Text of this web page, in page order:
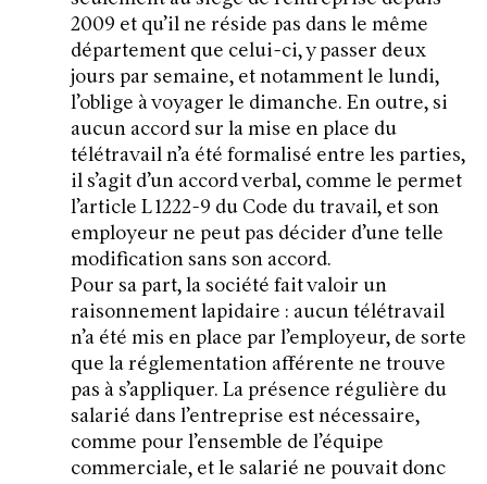
2009 et qu’il ne réside pas dans le même
département que celui-ci, y passer deux
jours par semaine, et notamment le lundi,
l’oblige à voyager le dimanche. En outre, si
aucun accord sur la mise en place du
télétravail n’a été formalisé entre les parties,
il s’agit d’un accord verbal, comme le permet
l’article L 1222-9 du Code du travail, et son
employeur ne peut pas décider d’une telle
modification sans son accord.
Pour sa part, la société fait valoir un
raisonnement lapidaire : aucun télétravail
n’a été mis en place par l’employeur, de sorte
que la réglementation afférente ne trouve
pas à s’appliquer. La présence régulière du
salarié dans l’entreprise est nécessaire,
comme pour l’ensemble de l’équipe
commerciale, et le salarié ne pouvait donc